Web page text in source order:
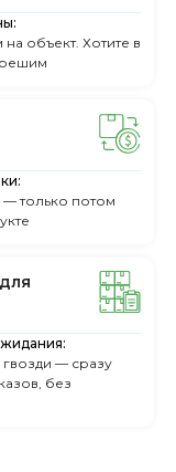
объект. Хотите в
— только потом
гвозди — сразу
без